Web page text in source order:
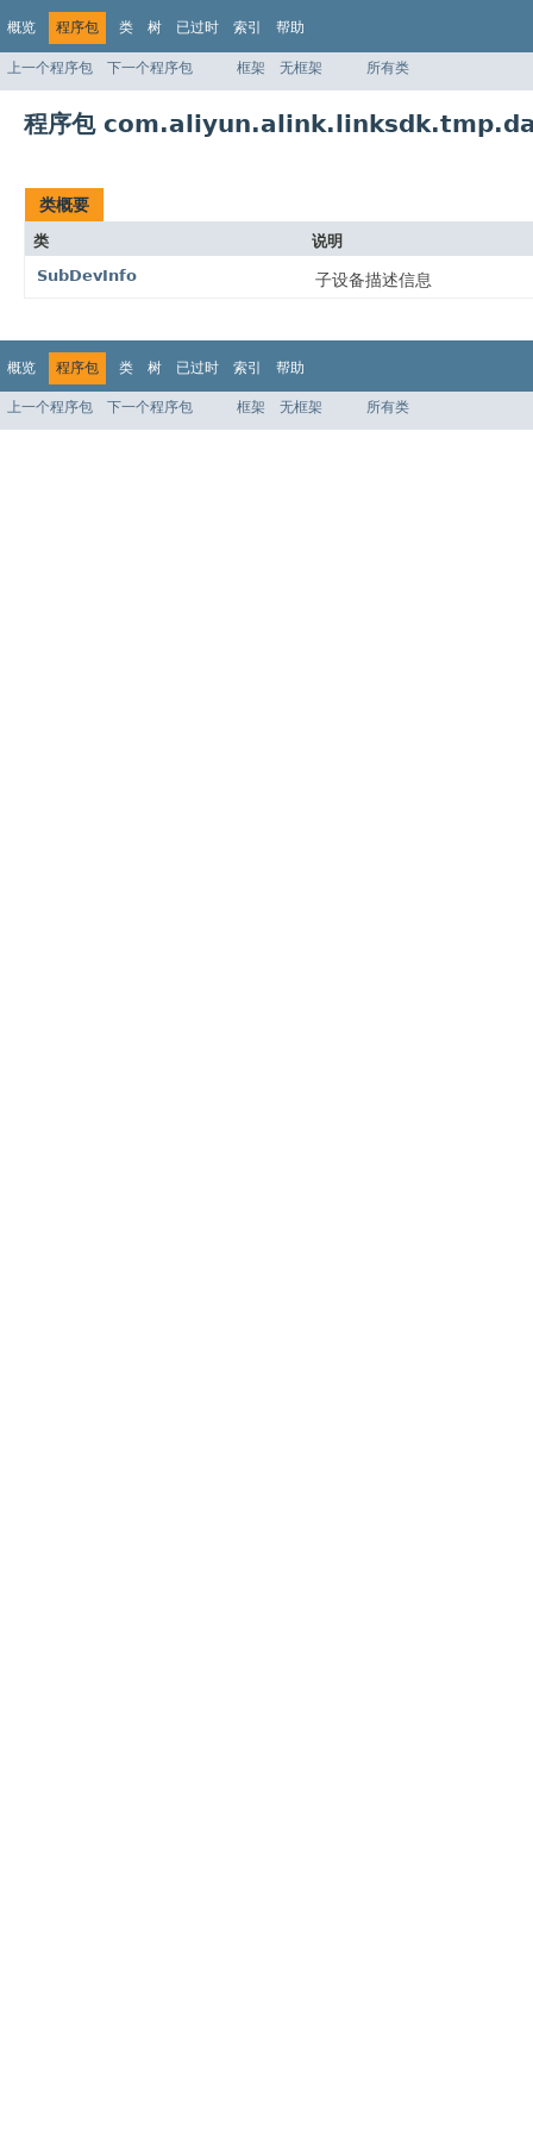
概览 程序包 类 树 已过时 索引 帮助
上一个程序包 下一个程序包 框架 无框架 所有类
程序包
类概要
类
说明
SubDevInfo
子设备描述信息
概览 程序包 类 树 已过时 索引 帮助
上一个程序包 下一个程序包 框架 无框架 所有类